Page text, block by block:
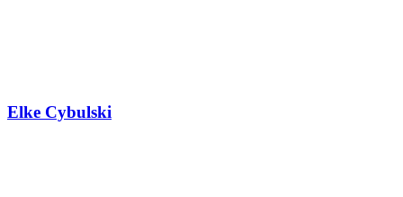
Elke Cybulski